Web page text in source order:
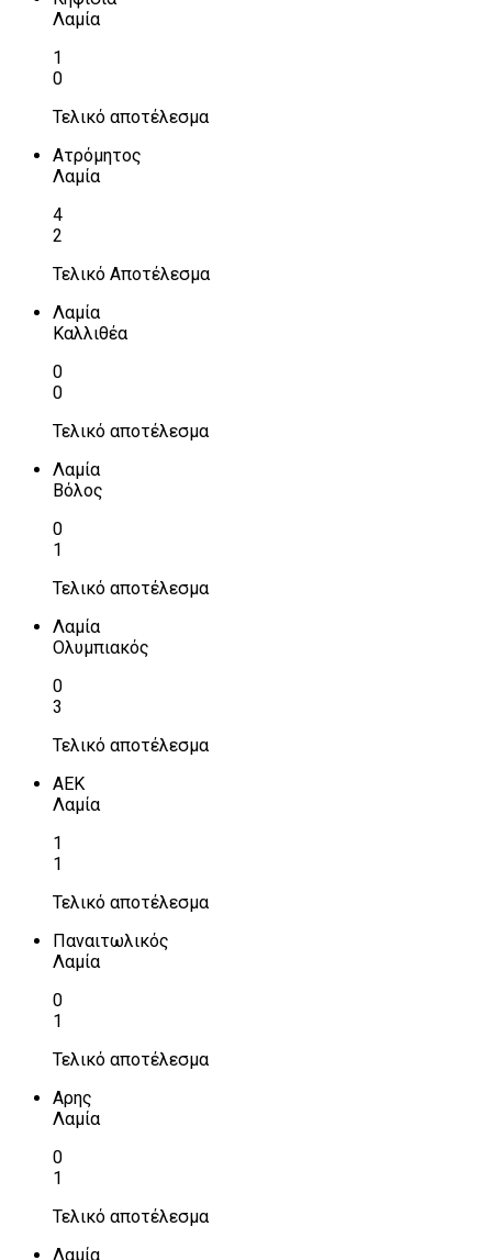
Λαμία
1
0
Τελικό αποτέλεσμα
Ατρόμητος
Λαμία
4
2
Τελικό Αποτέλεσμα
Λαμία
Καλλιθέα
0
0
Τελικό αποτέλεσμα
Λαμία
Βόλος
0
1
Τελικό αποτέλεσμα
Λαμία
Ολυμπιακός
0
3
Τελικό αποτέλεσμα
ΑΕΚ
Λαμία
1
1
Τελικό αποτέλεσμα
Παναιτωλικός
Λαμία
0
1
Τελικό αποτέλεσμα
Αρης
Λαμία
0
1
Τελικό αποτέλεσμα
Λαμία